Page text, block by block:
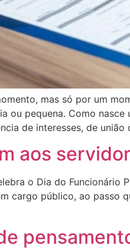
mas só por um
ou pequena. Como
de interesses, de união
aos
o Dia do Funcionário
cargo público, ao passo